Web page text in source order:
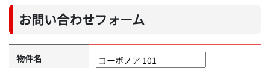
お問い合わせフォーム
物件名